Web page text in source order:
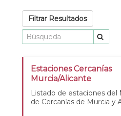
Filtrar Resultados
Estaciones Cercanías
Murcia/Alicante
Listado de estaciones del
de Cercanías de Murcia y